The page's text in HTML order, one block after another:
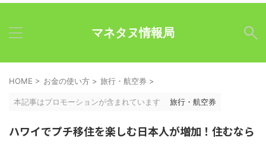
マネタヌ情報局
HOME > お金の使い方 > 旅行・航空券 >
本記事はプロモーションが含まれています 旅行・航空券
ハワイでプチ移住を楽しむ日本人が増加！住むなら